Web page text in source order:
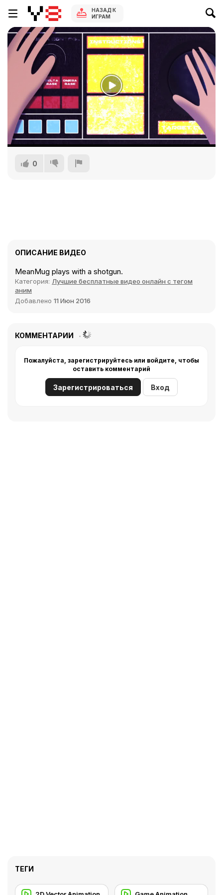
НАЗАД К
ИГРАМ
0
ОПИСАНИЕ ВИДЕО
MeanMug plays with a shotgun.
Категория: Лучшие бесплатные видео онлайн с тегом
аним
Добавлено 11 Июн 2016
КОММЕНТАРИИ
Пожалуйста, зарегистрируйтесь или войдите, чтобы
оставить комментарий
Зарегистрироваться Вход
ТЕГИ